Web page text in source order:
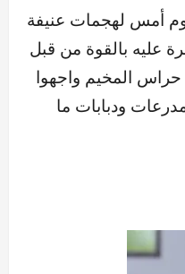
أمس لهجمات عنيفة
عليه بالقوة من قبل
حراس المخيم واجهوا
ودبابات ما